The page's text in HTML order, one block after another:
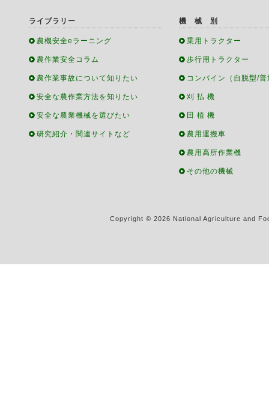
ライブラリー
農機安全eラーニング
農作業安全コラム
農作業事故について知りたい
安全な農作業方法を知りたい
安全な農業機械を選びたい
研究紹介・関連サイトなど
機 械 別
乗用トラクター
歩行用トラクター
コンバイン（自脱型/普
刈 払 機
田 植 機
農用運搬車
農用高所作業機
その他の機械
Copyright © 2026 National Agriculture and